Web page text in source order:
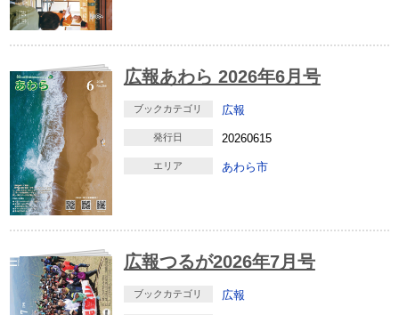
広報あわら 2026年6月号
ブックカテゴリ 広報
発行日 20260615
エリア あわら市
広報つるが2026年7月号
ブックカテゴリ 広報